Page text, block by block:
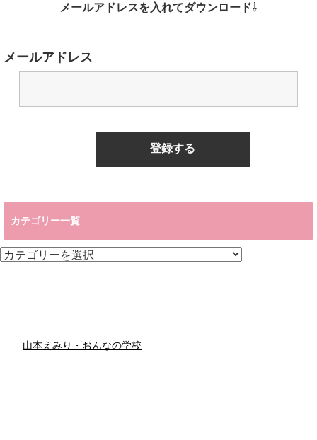
メールアドレスを入れてダウンロード⇩
メールアドレス
カテゴリー一覧
カ
山本えみり・おんなの学校